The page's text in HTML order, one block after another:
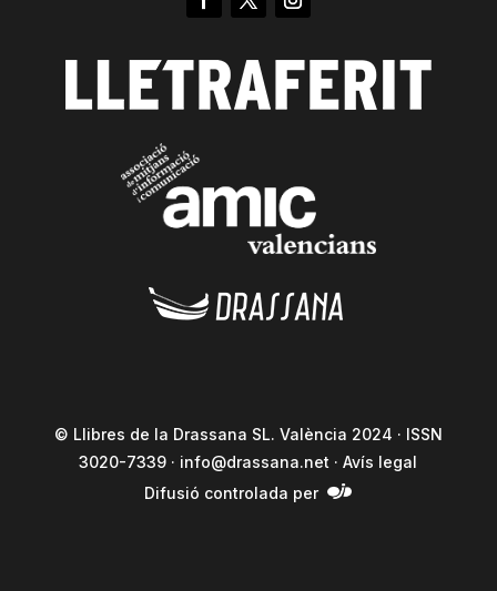
© Llibres de la Drassana SL. València 2024 · ISSN
3020-7339 · info@drassana.net ·Avís legal
Difusió controlada per